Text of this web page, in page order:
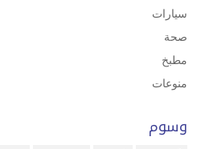
سيارات
صحة
مطبخ
منوعات
وسوم